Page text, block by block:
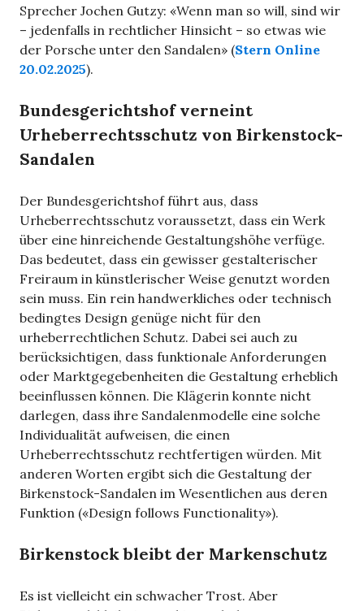
Sprecher Jochen Gutzy: «Wenn man so will, sind wir
– jedenfalls in rechtlicher Hinsicht – so etwas wie
der Porsche unter den Sandalen» (Stern Online
20.02.2025).
Bundesgerichtshof verneint
Urheberrechtsschutz von Birkenstock-
Sandalen
Der Bundesgerichtshof führt aus, dass
Urheberrechtsschutz voraussetzt, dass ein Werk
über eine hinreichende Gestaltungshöhe verfüge.
Das bedeutet, dass ein gewisser gestalterischer
Freiraum in künstlerischer Weise genutzt worden
sein muss. Ein rein handwerkliches oder technisch
bedingtes Design genüge nicht für den
urheberrechtlichen Schutz. Dabei sei auch zu
berücksichtigen, dass funktionale Anforderungen
oder Marktgegebenheiten die Gestaltung erheblich
beeinflussen können. Die Klägerin konnte nicht
darlegen, dass ihre Sandalenmodelle eine solche
Individualität aufweisen, die einen
Urheberrechtsschutz rechtfertigen würden. Mit
anderen Worten ergibt sich die Gestaltung der
Birkenstock-Sandalen im Wesentlichen aus deren
Funktion («Design follows Functionality»).
Birkenstock bleibt der Markenschutz
Es ist vielleicht ein schwacher Trost. Aber